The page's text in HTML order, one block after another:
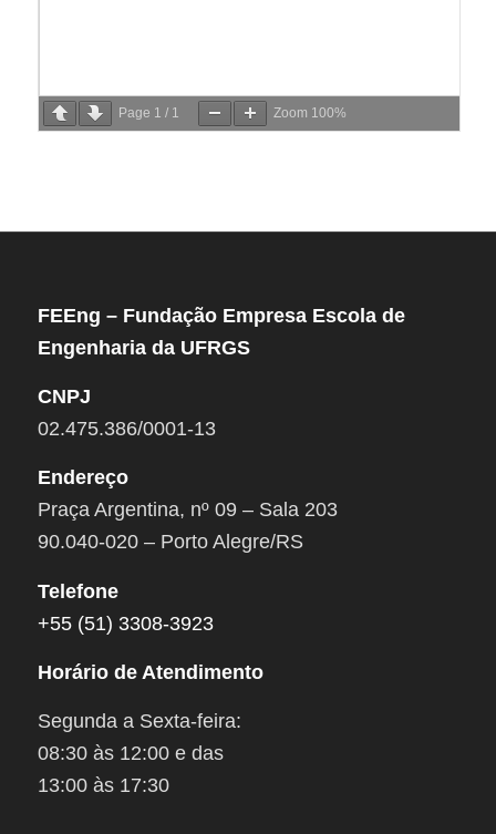
Page 1 / 1 Zoom 100%
FEEng – Fundação Empresa Escola de
Engenharia da UFRGS
CNPJ
02.475.386/0001-13
Endereço
Praça Argentina, nº 09 – Sala 203
90.040-020 – Porto Alegre/RS
Telefone
+55 (51) 3308-3923
Horário de Atendimento
Segunda a Sexta-feira:
08:30 às 12:00 e das
13:00 às 17:30